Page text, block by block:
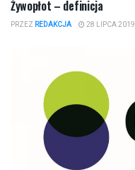
Żywopłot – definicja
PRZEZ REDAKCJA 28 LIPCA 2019